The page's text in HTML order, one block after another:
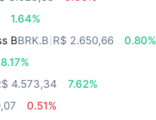
1.64%
BBRK.B R$ 2.650,66
0.80%
8.17%
4.573,34
7.62%
0.51%